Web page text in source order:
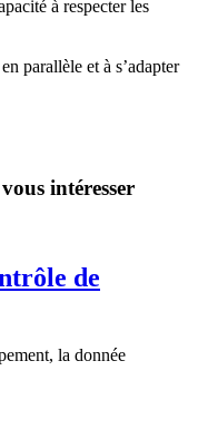
à respecter les
parallèle et à s’adapter
intéresser
de
la donnée